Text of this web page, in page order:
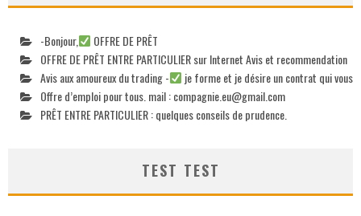
-Bonjour,
OFFRE DE PRÊT
OFFRE DE PRÊT ENTRE PARTICULIER sur Internet Avis et recommendation
Avis aux amoureux du trading -
je forme et je désire un contrat qui vous
Offre d’emploi pour tous. mail :compagnie.eu@gmail.com
PRÊT ENTRE PARTICULIER : quelques conseils de prudence.
TEST TEST